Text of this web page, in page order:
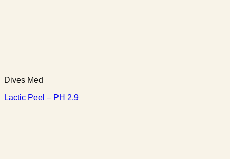
Dives Med
Lactic Peel – PH 2,9